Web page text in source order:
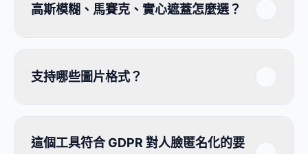
高斯模糊、馬賽克、實心遮蓋怎麼選？
支持哪些圖片格式？
這個工具符合 GDPR 對人臉匿名化的要